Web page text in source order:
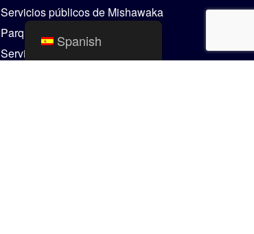
Servicios públicos de Mishawaka
Parques y Recreación
Servicios Residenciales
Spanish